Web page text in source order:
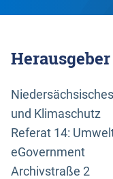
Herausgeber
und Klimaschutz
Referat 14:
eGovernment
Archivstraße 2